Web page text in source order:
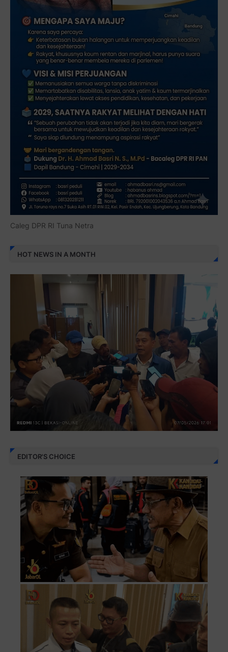
Caleg DPR RI Tuna Netra
HOT NEWS IN A MONTH
EDITOR'S CHOICE